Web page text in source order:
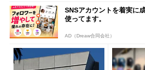
SNSアカウントを着実に
使ってます。
AD（Dreaw合同会社）